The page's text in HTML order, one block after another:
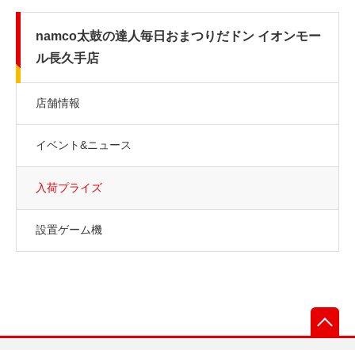
namco太鼓の達人毎日おまつりだドン イオンモー
ル長久手店
店舗情報
イベント&ニュース
入荷プライズ
設置ゲーム機